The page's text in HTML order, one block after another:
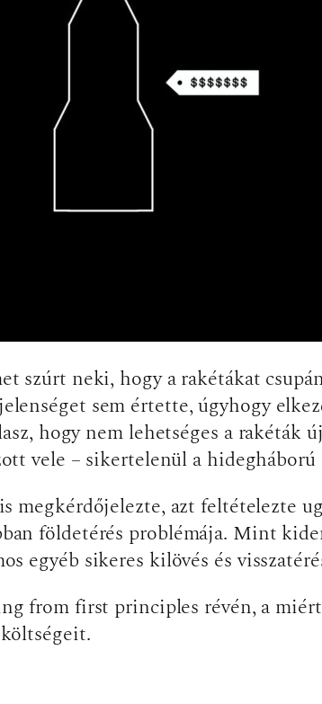
szúrt neki, hogy a rakétákat
sem értette, úgyhogy
hogy nem lehetséges a
vele – sikertelenül a hidegháború
megkérdőjelezte, azt feltételezte
földetérés problémája. Mint
egyéb sikeres kilövés és
from first principles révén, a